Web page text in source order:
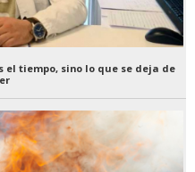
el tiempo, sino lo que se deja de